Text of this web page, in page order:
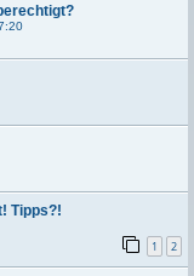
Tipps?!
1 2